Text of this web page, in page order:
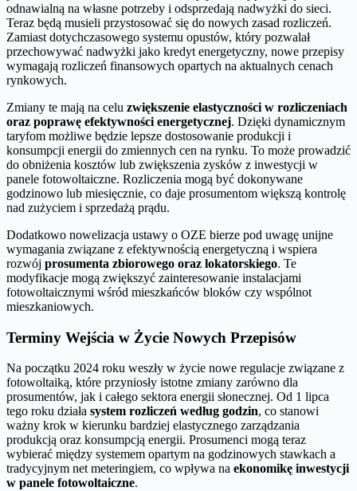
odnawialną na własne potrzeby i odsprzedają nadwyżki do sieci.
Teraz będą musieli przystosować się do nowych zasad rozliczeń.
Zamiast dotychczasowego systemu opustów, który pozwalał
przechowywać nadwyżki jako kredyt energetyczny, nowe przepisy
wymagają rozliczeń finansowych opartych na aktualnych cenach
rynkowych.
Zmiany te mają na celu zwiększenie elastyczności w rozliczeniach
oraz poprawę efektywności energetycznej. Dzięki dynamicznym
taryfom możliwe będzie lepsze dostosowanie produkcji i
konsumpcji energii do zmiennych cen na rynku. To może prowadzić
do obniżenia kosztów lub zwiększenia zysków z inwestycji w
panele fotowoltaiczne. Rozliczenia mogą być dokonywane
godzinowo lub miesięcznie, co daje prosumentom większą kontrolę
nad zużyciem i sprzedażą prądu.
Dodatkowo nowelizacja ustawy o OZE bierze pod uwagę unijne
wymagania związane z efektywnością energetyczną i wspiera
rozwój prosumenta zbiorowego oraz lokatorskiego. Te
modyfikacje mogą zwiększyć zainteresowanie instalacjami
fotowoltaicznymi wśród mieszkańców bloków czy wspólnot
mieszkaniowych.
Terminy Wejścia w Życie Nowych Przepisów
Na początku 2024 roku weszły w życie nowe regulacje związane z
fotowoltaiką, które przyniosły istotne zmiany zarówno dla
prosumentów, jak i całego sektora energii słonecznej. Od 1 lipca
tego roku działa system rozliczeń według godzin, co stanowi
ważny krok w kierunku bardziej elastycznego zarządzania
produkcją oraz konsumpcją energii. Prosumenci mogą teraz
wybierać między systemem opartym na godzinowych stawkach a
tradycyjnym net meteringiem, co wpływa na ekonomikę inwestycji
w panele fotowoltaiczne.